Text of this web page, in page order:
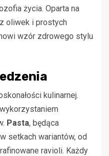
życia. Oparta na
oliwek i prostych
wzór zdrowego stylu
kulinarnej.
Pasta, będąca
setkach wariantów, od
ravioli. Każdy